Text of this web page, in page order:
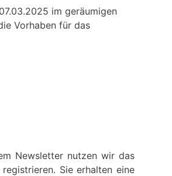
im geräumigen
Vorhaben für das
Newsletter nutzen wir das
Sie erhalten eine